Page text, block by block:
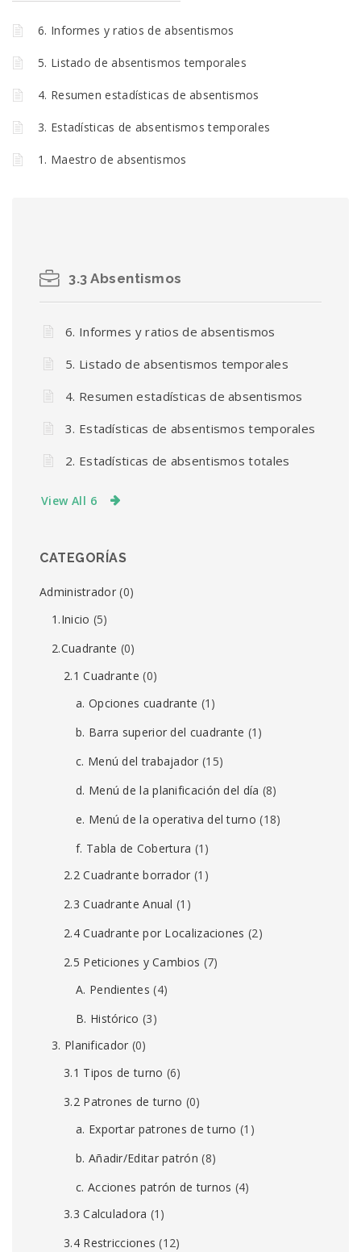
6. Informes y ratios de absentismos
5. Listado de absentismos temporales
4. Resumen estadísticas de absentismos
3. Estadísticas de absentismos temporales
1. Maestro de absentismos
3.3 Absentismos
6. Informes y ratios de absentismos
5. Listado de absentismos temporales
4. Resumen estadísticas de absentismos
3. Estadísticas de absentismos temporales
2. Estadísticas de absentismos totales
View All 6
CATEGORÍAS
Administrador(0)
1.Inicio (5)
2.Cuadrante (0)
2.1 Cuadrante (0)
a. Opciones cuadrante (1)
b. Barra superior del cuadrante (1)
c. Menú del trabajador (15)
d. Menú de la planificación del día (8)
e. Menú de la operativa del turno (18)
f. Tabla de Cobertura (1)
2.2 Cuadrante borrador (1)
2.3 Cuadrante Anual (1)
2.4 Cuadrante por Localizaciones (2)
2.5 Peticiones y Cambios (7)
A. Pendientes (4)
B. Histórico (3)
3. Planificador (0)
3.1 Tipos de turno (6)
3.2 Patrones de turno (0)
a. Exportar patrones de turno (1)
b. Añadir/Editar patrón (8)
c. Acciones patrón de turnos (4)
3.3 Calculadora (1)
3.4 Restricciones (12)